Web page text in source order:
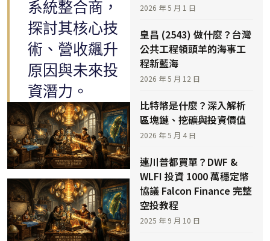
系統整合商，
探討其核心技
術、營收飆升
原因與未來投
資潛力。
2026 年 5 月 1 日
皇昌 (2543) 做什麼？台灣
公共工程領頭羊的海事工
程新藍海
2026 年 5 月 12 日
比特幣是什麼？深入解析
區塊鏈、挖礦與投資價值
2026 年 5 月 4 日
連川普都買單？DWF &
WLFI 投資 1000 萬穩定幣
協議 Falcon Finance 完整
空投教程
2025 年 9 月 10 日